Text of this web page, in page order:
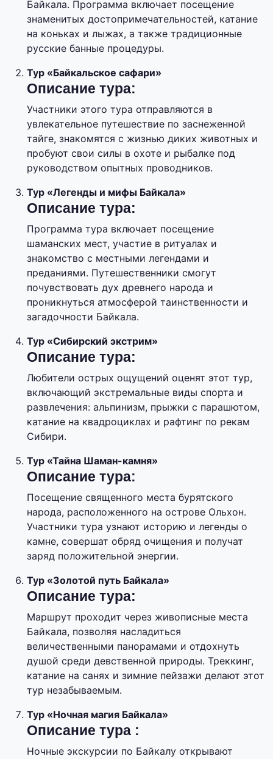
Байкала. Программа включает посещение
знаменитых достопримечательностей, катание
на коньках и лыжах, а также традиционные
русские банные процедуры.
Тур «Байкальское сафари»
Описание тура:
Участники этого тура отправляются в
увлекательное путешествие по заснеженной
тайге, знакомятся с жизнью диких животных и
пробуют свои силы в охоте и рыбалке под
руководством опытных проводников.
Тур «Легенды и мифы Байкала»
Описание тура:
Программа тура включает посещение
шаманских мест, участие в ритуалах и
знакомство с местными легендами и
преданиями. Путешественники смогут
почувствовать дух древнего народа и
проникнуться атмосферой таинственности и
загадочности Байкала.
Тур «Сибирский экстрим»
Описание тура:
Любители острых ощущений оценят этот тур,
включающий экстремальные виды спорта и
развлечения: альпинизм, прыжки с парашютом,
катание на квадроциклах и рафтинг по рекам
Сибири.
Тур «Тайна Шаман-камня»
Описание тура:
Посещение священного места бурятского
народа, расположенного на острове Ольхон.
Участники тура узнают историю и легенды о
камне, совершат обряд очищения и получат
заряд положительной энергии.
Тур «Золотой путь Байкала»
Описание тура:
Маршрут проходит через живописные места
Байкала, позволяя насладиться
величественными панорамами и отдохнуть
душой среди девственной природы. Треккинг,
катание на санях и зимние пейзажи делают этот
тур незабываемым.
Тур «Ночная магия Байкала»
Описание тура :
Ночные экскурсии по Байкалу открывают